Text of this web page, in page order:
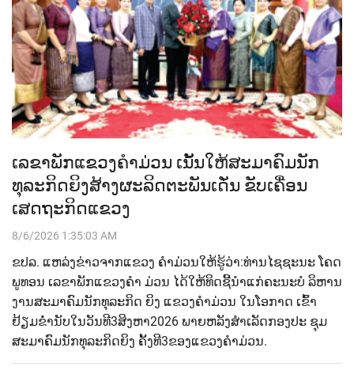
ເລຂາພັກແຂວງຄຳມ່ວນ ເນັ້ນໃຫ້ສະມາຄົມນັກ
ທຸລະກິດຍິງສ້າງຜະລິດຕະພັນເດັ່ນ ຂັບເຄື່ອນ
ເສດຖະກິດແຂວງ
8/6/2026 1:35:03 AM
ຂປລ.​ ແຫລ່ງຂ່າວຈາກແຂວງ ຄຳມ່ວນ​ໃຫ້ຮູ້ວ່າ:​ທ່ານ​ໄຊຊະນະ​ ໂຄດ
ພູທອນ​ ເລຂາພັກແຂວງຄຳ ມ່ວນ​ ໄດ້ໃຫ້ທິດຊີ້ນໍາແກ່ຄະນະບໍ ລິຫານ
ງານສະມາຄົມນັກທຸລະກິດ ຍິງ​ ແຂວງຄຳມ່ວນ​ ໃນໂອກາດ ເຂົ້າ
ຢ້ຽມຂໍ່ານັບ​ໃນວັນທີ​3​ສິງຫາ​2026​ ພາຍຫລັງສໍາເລັດກອງປະ​ ຊຸມ
ສະມາຄົມນັກທຸລະກິດຍິງ​ ຄັ້ງທີ​3​ຂອງແຂວງຄໍາມ່ວນ.​